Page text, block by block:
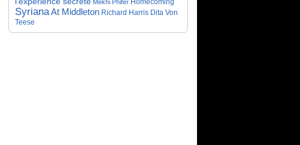
Mekhi Phifer Homecoming
SyrianaAt Middleton Richard Harris Dita Von
Teese